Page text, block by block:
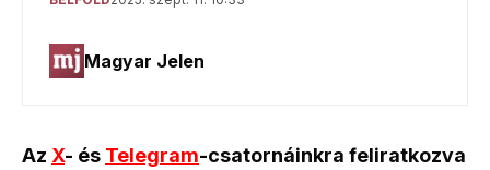
Az X- és Telegram-csatornáinkra feliratkozva